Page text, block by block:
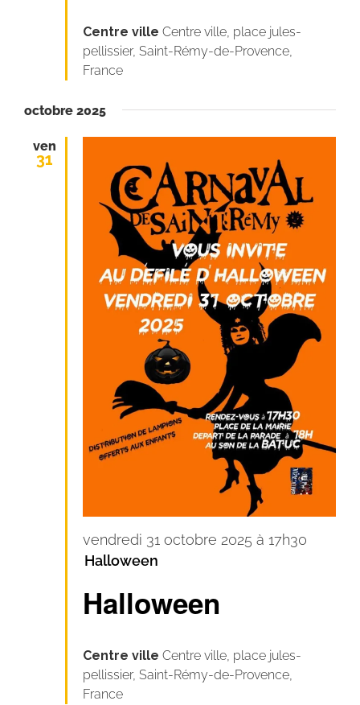
Centre villeCentre ville, place jules-
pellissier, Saint-Rémy-de-Provence,
France
octobre 2025
ven
31
Halloween
vendredi 31 octobre 2025 à 17h30
Halloween
Centre villeCentre ville, place jules-
pellissier, Saint-Rémy-de-Provence,
France